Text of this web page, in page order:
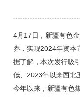
4月17日，新疆有色
券，实现2024年资本
据了解，本次发行吸
低、2023年以来西北
今年以来，新疆有色